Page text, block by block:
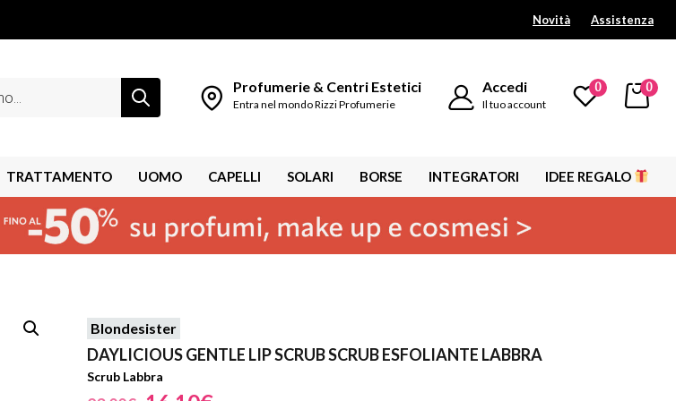
Novità Assistenza
Profumerie & Centri Estetici
Entra nel mondo Rizzi Profumerie
Accedi
Il tuo account
0 0
TRATTAMENTO UOMO CAPELLI SOLARI BORSE INTEGRATORI IDEE REGALO
Blondesister
DAYLICIOUS GENTLE LIP SCRUB SCRUB ESFOLIANTE LABBRA
Scrub Labbra